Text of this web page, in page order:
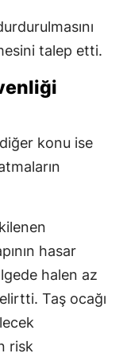
talep etti.
konu ise
hasar
halen az
Taş ocağı
risk